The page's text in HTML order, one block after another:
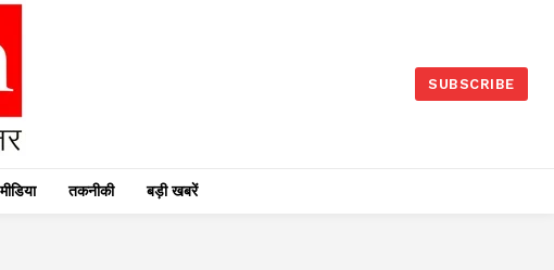
SUBSCRIBE
मीडिया तकनीकी बड़ी खबरें